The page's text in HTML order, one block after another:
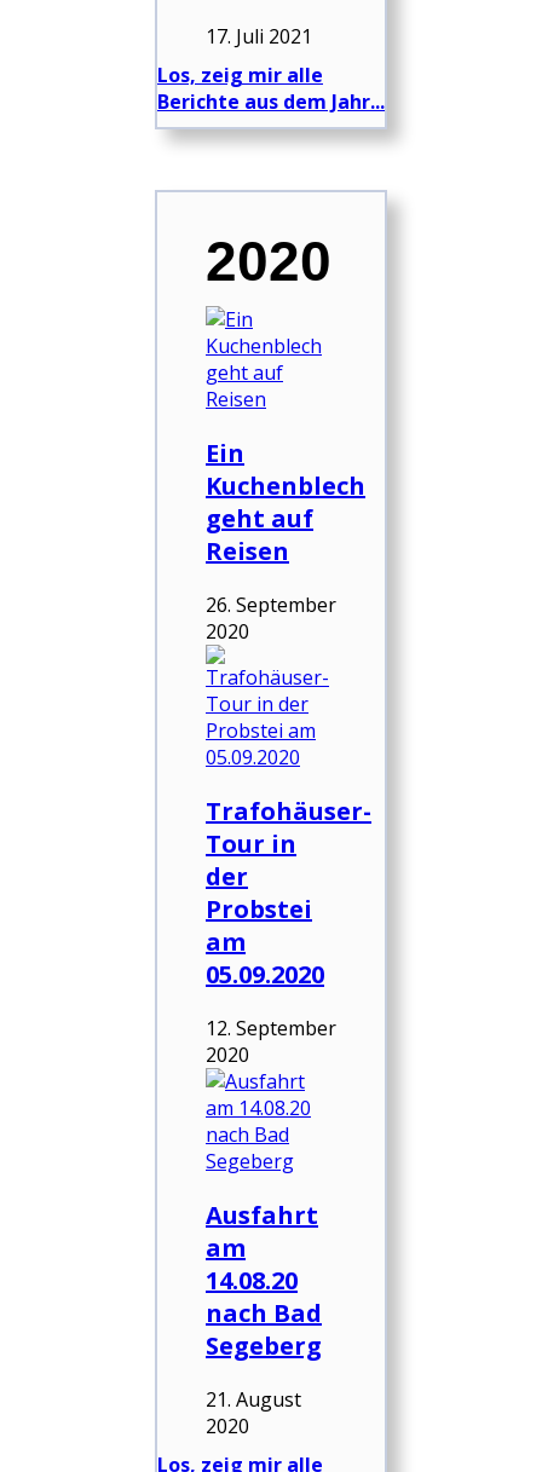
17. Juli 2021
Los, zeig mir alle
Berichte aus dem Jahr...
2020
Ein
Kuchenblech
geht auf
Reisen
26. September
2020
Trafohäuser-
Tour in
der
Probstei
am
05.09.2020
12. September
2020
Ausfahrt
am
14.08.20
nach Bad
Segeberg
21. August
2020
Los, zeig mir alle